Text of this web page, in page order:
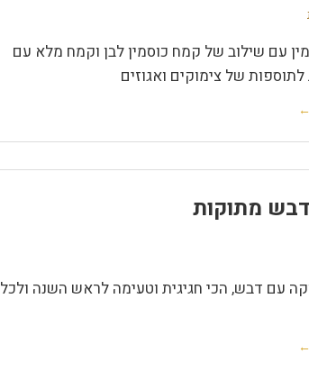
עם שילוב של קמח כוסמין לבן וקמח מלא עם
של צימוקים ואגוזים
מתוקות
עם דבש, הכי חגיגית וטעימה לראש השנה ולכל